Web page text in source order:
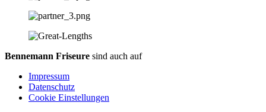
Bennemann Friseure sind auch auf
Impressum
Datenschutz
Cookie Einstellungen